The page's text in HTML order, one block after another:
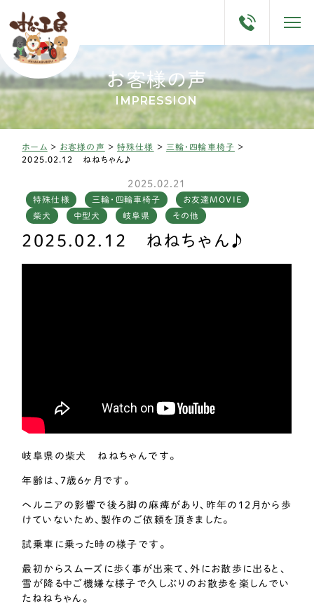
お客様の声
IMPRESSION
ホーム > お客様の声 >特殊仕様 > 三輪・四輪車椅子 >
2025.02.12 ねねちゃん♪
2025.02.21
特殊仕様 三輪・四輪車椅子
お友達MOVIE
柴犬
中型犬 岐阜県 その他
2025.02.12 ねねちゃん♪
岐阜県の柴犬 ねねちゃんです。
年齢は、7歳６ヶ月です。
ヘルニアの影響で後ろ脚の麻痺があり、昨年の12月から歩
けていないため、製作のご依頼を頂きました。
試乗車に乗った時の様子です。
最初からスムーズに歩く事が出来て、外にお散歩に出ると、
雪が降る中ご機嫌な様子で久しぶりのお散歩を楽しんでい
たねねちゃん。